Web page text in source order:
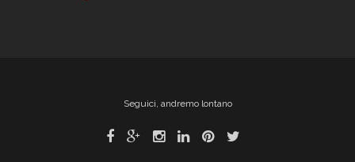
Seguici, andremo lontano